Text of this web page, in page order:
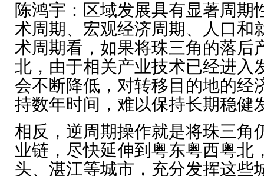
陈鸿宇： 区域发展具有显著周期
术周期、宏观经济周期、人口和
术周期看，如果将珠三角的落后
北，由于相关产业技术已经进入
会不断降低，对转移目的地的经
持数年时间，难以保持长期稳健
相反，逆周期操作就是将珠三角
业链，尽快延伸到粤东粤西粤北
头、湛江等城市，充分发挥这些